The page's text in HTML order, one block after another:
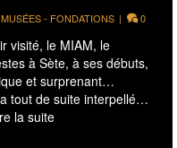
MUSÉES - FONDATIONS | 0
visité, le MIAM, le
à Sète, à ses débuts,
et surprenant…
tout de suite interpellé…
la suite